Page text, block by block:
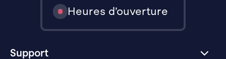
Heures d’ouverture
Support